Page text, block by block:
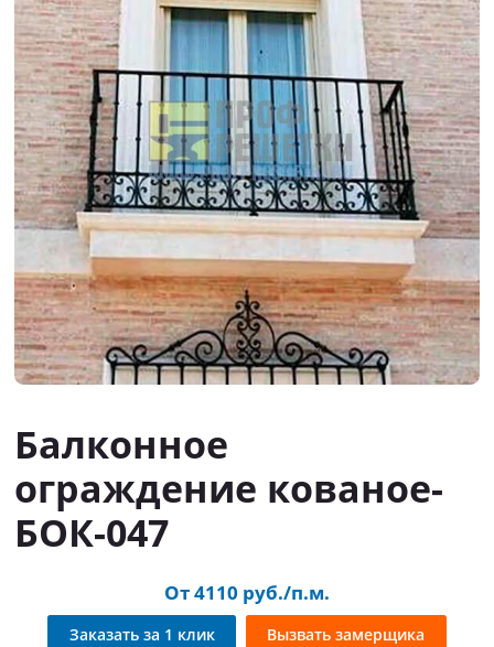
Балконное
ограждение кованое-
БОК-047
От 4110 руб./п.м.
Заказать за 1 клик Вызвать замерщика